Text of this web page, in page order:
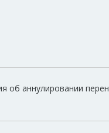
аннулировании